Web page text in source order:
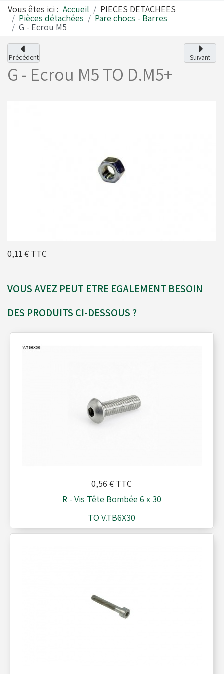
Vous êtes ici : Accueil PIECES DETACHEES
Pièces détachées Pare chocs - Barres
G - Ecrou M5
Précédent Suivant
G - Ecrou M5TO D.M5+
0,11 € TTC
VOUS AVEZ PEUT ETRE EGALEMENT BESOIN
DES PRODUITS CI-DESSOUS ?
0,56 € TTC
R - Vis Tête Bombée 6 x 30
TO V.TB6X30
Carrosseries
Freins
Pare chocs - Barres
Pédales - Cale-pieds
Alfano
Visserie - Boulonnerie